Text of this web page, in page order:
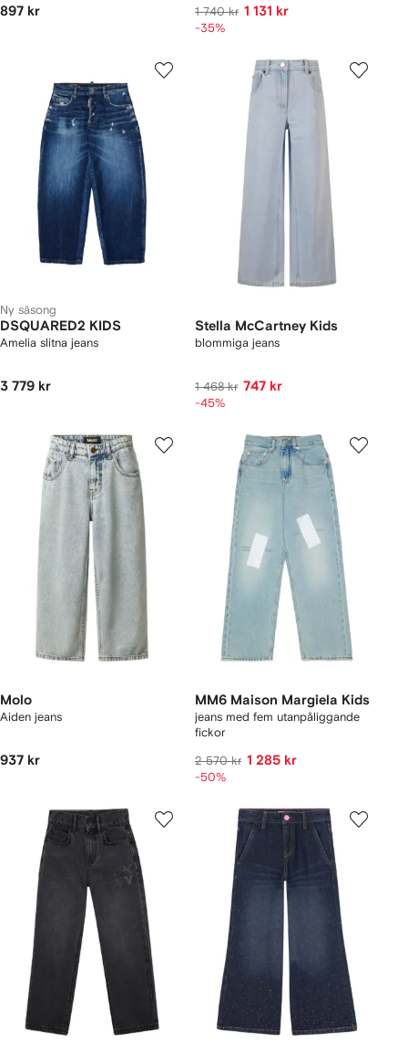
897 kr 1 740 kr 1 131 kr
-35%
Ny säsong
DSQUARED2 KIDS
Amelia slitna jeans
3 779 kr
Stella McCartney Kids
blommiga jeans
1 468 kr 747 kr
-45%
Molo
Aiden jeans
937 kr
MM6 Maison Margiela Kids
jeans med fem utanpåliggande
fickor
2 570 kr 1 285 kr
-50%